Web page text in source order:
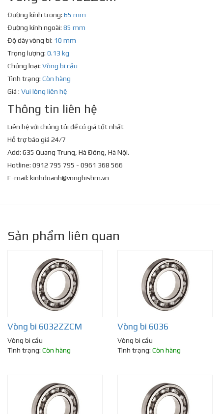
Đường kính trong: 65 mm
Đường kính ngoài: 85 mm
Độ dày vòng bi: 10 mm
Trọng lượng: 0.13 kg
Chủng loại: Vòng bi cầu
Tình trạng: Còn hàng
Giá : Vui lòng liên hệ
Thông tin liên hệ
Liên hệ với chúng tôi để có giá tốt nhất
Hỗ trợ báo giá 24/7
Add: 635 Quang Trung, Hà Đông, Hà Nội.
Hotline: 0912 795 795 - 0961 368 566
E-mail: kinhdoanh@vongbisbm.vn
Sản phẩm liên quan
Vòng bi 6032ZZCM
Vòng bi cầu
Tình trạng: Còn hàng
Vòng bi 6036
Vòng bi cầu
Tình trạng: Còn hàng